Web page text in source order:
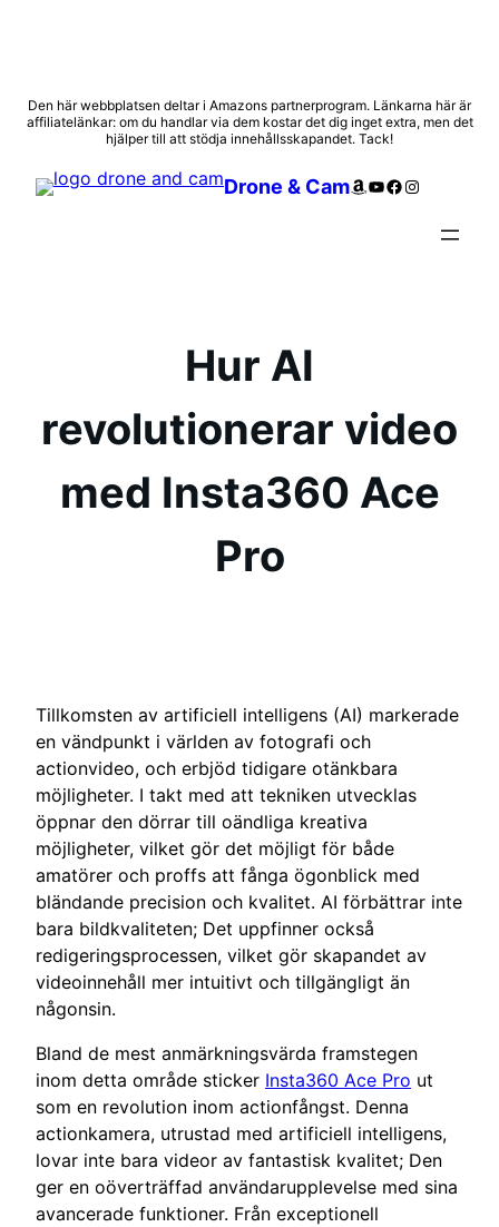
Hoppa
till
Den här webbplatsen deltar i Amazons partnerprogram. Länkarna här är
affiliatelänkar: om du handlar via dem kostar det dig inget extra, men det
hjälper till att stödja innehållsskapandet. Tack!
Drone & CamAmazon
YouTube
Facebook
Instagram
Hur AI
revolutionerar video
med Insta360 Ace
Pro
Tillkomsten av artificiell intelligens (AI) markerade
en vändpunkt i världen av fotografi och
actionvideo, och erbjöd tidigare otänkbara
möjligheter. I takt med att tekniken utvecklas
öppnar den dörrar till oändliga kreativa
möjligheter, vilket gör det möjligt för både
amatörer och proffs att fånga ögonblick med
bländande precision och kvalitet. AI förbättrar inte
bara bildkvaliteten; Det uppfinner också
redigeringsprocessen, vilket gör skapandet av
videoinnehåll mer intuitivt och tillgängligt än
någonsin.
Bland de mest anmärkningsvärda framstegen
inom detta område sticker Insta360 Ace Pro ut
som en revolution inom actionfångst. Denna
actionkamera, utrustad med artificiell intelligens,
lovar inte bara videor av fantastisk kvalitet; Den
ger en oöverträffad användarupplevelse med sina
avancerade funktioner. Från exceptionell